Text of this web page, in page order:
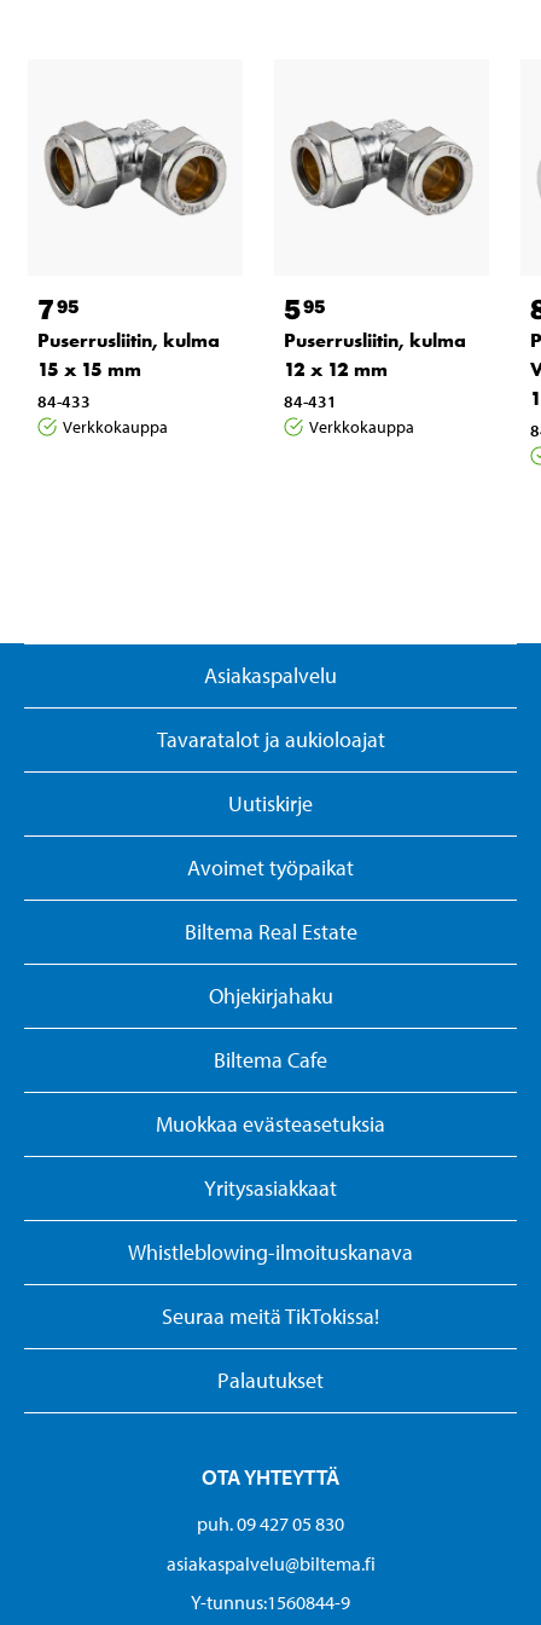
795
Puserrusliitin, kulma
15 x 15 mm
84-433
Verkkokauppa
595
Puserrusliitin, kulma
12 x 12 mm
84-431
Verkkokauppa
Asiakaspalvelu
Tavaratalot ja aukioloajat
Uutiskirje
Avoimet työpaikat
Biltema Real Estate
Ohjekirjahaku
Biltema Cafe
Muokkaa evästeasetuksia
Yritysasiakkaat
Whistleblowing-ilmoituskanava
Seuraa meitä TikTokissa!
Palautukset
OTA YHTEYTTÄ
puh. 09 427 05 830
asiakaspalvelu@biltema.fi
Y-tunnus:1560844-9